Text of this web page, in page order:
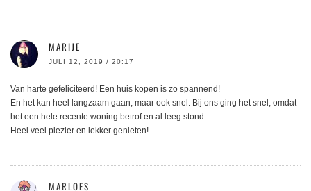
MARIJE
JULI 12, 2019 / 20:17
Van harte gefeliciteerd! Een huis kopen is zo spannend!
En het kan heel langzaam gaan, maar ook snel. Bij ons ging het snel, omdat
het een hele recente woning betrof en al leeg stond.
Heel veel plezier en lekker genieten!
MARLOES